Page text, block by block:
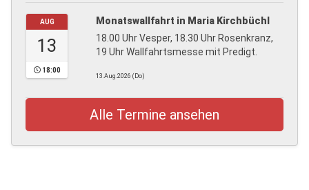
AUG
13
18:00
Monatswallfahrt in Maria Kirchbüchl
18.00 Uhr Vesper, 18.30 Uhr Rosenkranz,
19 Uhr Wallfahrtsmesse mit Predigt.
13.Aug.2026 (Do)
Alle Termine ansehen